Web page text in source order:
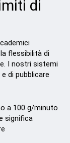
di
flessibilità di
I nostri sistemi
di pubblicare
a 100 g/minuto
significa